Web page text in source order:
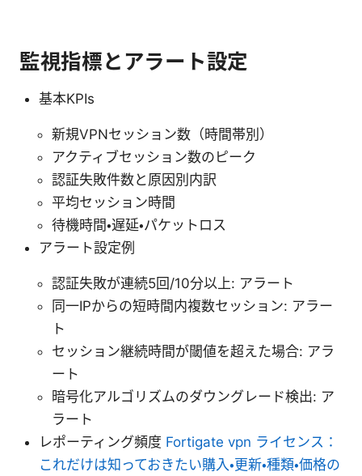
監視指標とアラート設定
基本KPIs
新規VPNセッション数（時間帯別）
アクティブセッション数のピーク
認証失敗件数と原因別内訳
平均セッション時間
待機時間・遅延・パケットロス
アラート設定例
認証失敗が連続5回/10分以上: アラート
同一IPからの短時間内複数セッション: アラー
ト
セッション継続時間が閾値を超えた場合: アラ
ート
暗号化アルゴリズムのダウングレード検出: ア
ラート
レポーティング頻度 Fortigate vpn ライセンス：
これだけは知っておきたい購入・更新・種類・価格の